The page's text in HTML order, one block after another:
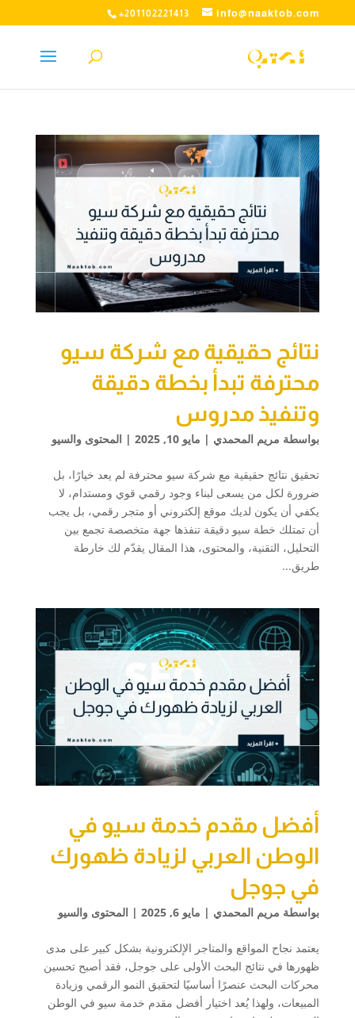
+201102221413 info@naaktob.com
نتائج حقيقية مع شركة سيو
محترفة تبدأ بخطة دقيقة
وتنفيذ مدروس
بواسطة مريم المحمدي | مايو 10, 2025 | المحتوى والسيو
تحقيق نتائج حقيقية مع شركة سيو محترفة لم يعد خيارًا، بل
ضرورة لكل من يسعى لبناء وجود رقمي قوي ومستدام، لا
يكفي أن يكون لديك موقع إلكتروني أو متجر رقمي، بل يجب
أن تمتلك خطة سيو دقيقة تنفذها جهة متخصصة تجمع بين
التحليل، التقنية، والمحتوى، هذا المقال يقدّم لك خارطة
طريق...
أفضل مقدم خدمة سيو في
الوطن العربي لزيادة ظهورك
في جوجل
بواسطة مريم المحمدي | مايو 6, 2025 | المحتوى والسيو
يعتمد نجاح المواقع والمتاجر الإلكترونية بشكل كبير على مدى
ظهورها في نتائج البحث الأولى على جوجل، فقد أصبح تحسين
محركات البحث عنصرًا أساسيًا لتحقيق النمو الرقمي وزيادة
المبيعات، ولهذا يُعد اختيار أفضل مقدم خدمة سيو في الوطن